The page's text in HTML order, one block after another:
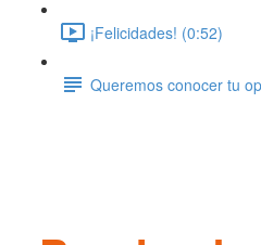
¡Felicidades! (0:52)
Queremos conocer tu